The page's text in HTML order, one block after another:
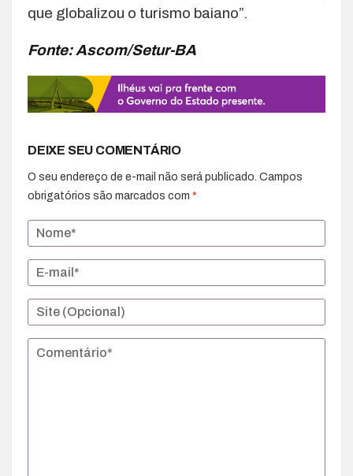
que globalizou o turismo baiano”.
Fonte: Ascom/Setur-BA
DEIXE SEU COMENTÁRIO
O seu endereço de e-mail não será publicado. Campos
obrigatórios são marcados com *